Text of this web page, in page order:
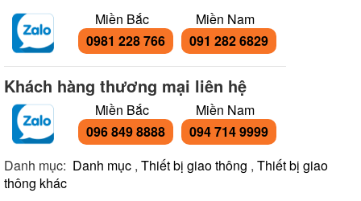
Miền Bắc
0981 228 766
Miền Nam
091 282 6829
Khách hàng thương mại liên hệ
Miền Bắc
096 849 8888
Miền Nam
094 714 9999
Danh mục: Danh mục , Thiết bị giao thông , Thiết bị giao
thông khác